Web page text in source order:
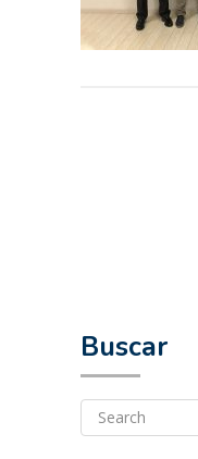
Buscar